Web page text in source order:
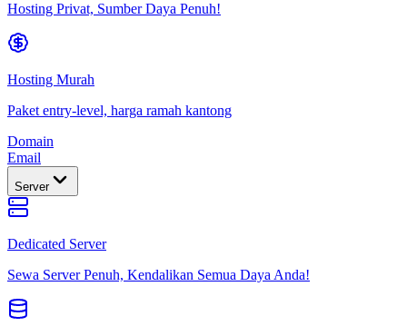
Hosting Privat, Sumber Daya Penuh!
Hosting Murah
Paket entry-level, harga ramah kantong
Domain
Email
Server
Dedicated Server
Sewa Server Penuh, Kendalikan Semua Daya Anda!